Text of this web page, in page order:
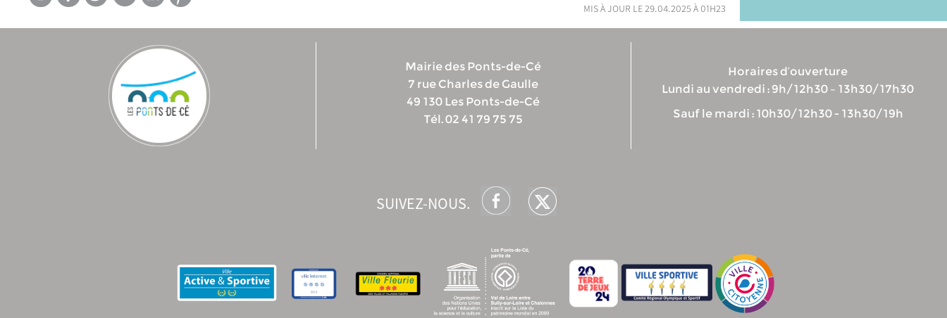
mis à jour le 29.04.2025 à 01h23
Mairie des Ponts-de-Cé
7 rue Charles de Gaulle
49 130 Les Ponts-de-Cé
Tél. 02 41 79 75 75
Horaires d’ouverture
Lundi au vendredi : 9h/12h30 – 13h30/17h30
Sauf le mardi : 10h30/12h30 - 13h30/19h
SUIVEZ-NOUS.